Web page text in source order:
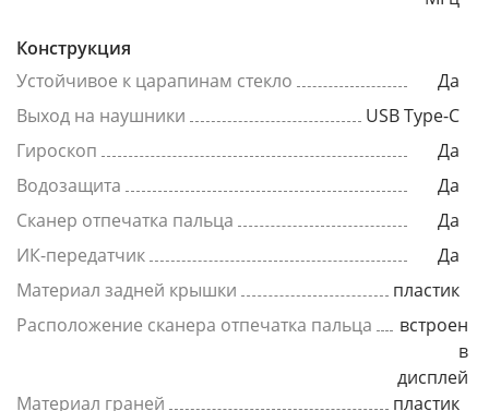
Конструкция
Устойчивое к царапинам стекло
Да
Выход на наушники
USB Type-C
Гироскоп
Да
Водозащита
Да
Сканер отпечатка пальца
Да
ИК-передатчик
Да
Материал задней крышки
пластик
Расположение сканера отпечатка пальца
встроен
в
дисплей
Материал граней
пластик